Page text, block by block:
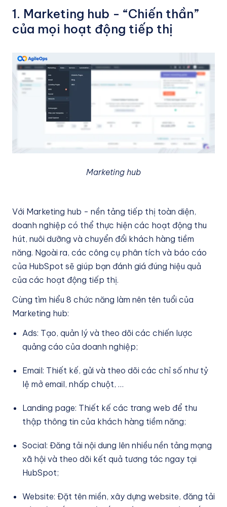
1. Marketing hub - “Chiến thần”
của mọi hoạt động tiếp thị
Marketing hub
Với Marketing hub - nền tảng tiếp thị toàn diện,
doanh nghiệp có thể thực hiện các hoạt động thu
hút, nuôi dưỡng và chuyển đổi khách hàng tiềm
năng. Ngoài ra, các công cụ phân tích và báo cáo
của HubSpot sẽ giúp bạn đánh giá đúng hiệu quả
của các hoạt động tiếp thị.
Cùng tìm hiểu 8 chức năng làm nên tên tuổi của
Marketing hub:
Ads: Tạo, quản lý và theo dõi các chiến lược
quảng cáo của doanh nghiệp;
Email: Thiết kế, gửi và theo dõi các chỉ số như tỷ
lệ mở email, nhấp chuột, …
Landing page: Thiết kế các trang web để thu
thập thông tin của khách hàng tiềm năng;
Social: Đăng tải nội dung lên nhiều nền tảng mạng
xã hội và theo dõi kết quả tương tác ngay tại
HubSpot;
Website: Đặt tên miền, xây dựng website, đăng tải